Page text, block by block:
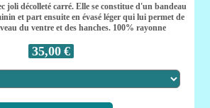
joli décolleté carré. Elle se constitue d'un bandeau
et part ensuite en évasé léger qui lui permet de
du ventre et des hanches. 100% rayonne
35,00 €